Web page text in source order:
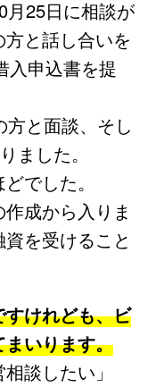
月25日に相談が
と話し合いを
入申込書を提
と面談、そし
ました。
でした。
成から入りま
を受けること
けれども、ビ
いります。
談したい」